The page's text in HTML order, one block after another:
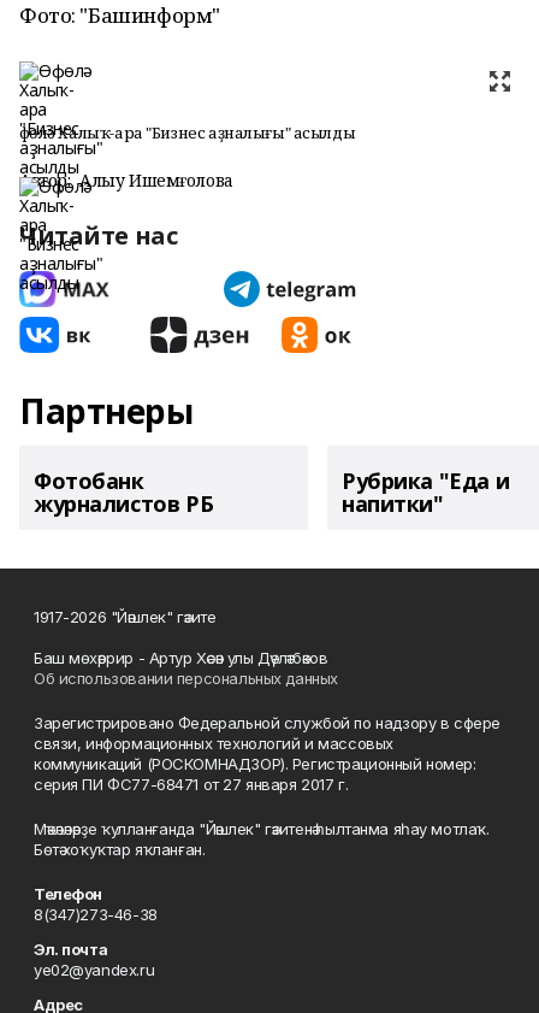
Фото: "Башинформ"
Өфөлә Халыҡ-ара "Бизнес аҙналығы" асылды
Автор: Алһыу Ишемғолова
Читайте нас
Партнеры
Фотобанк
журналистов РБ
Рубрика "Еда и
напитки"
1917-2026 "Йәшлек" гәзите
Баш мөхәррир - Артур Хәсән улы Дәүләтбәков
Об использовании персональных данных
Зарегистрировано Федеральной службой по надзору в сфере
связи, информационных технологий и массовых
коммуникаций (РОСКОМНАДЗОР). Регистрационный номер:
серия ПИ ФС77-68471 от 27 января 2017 г.
Мәҡәләләрҙе ҡулланғанда "Йәшлек" гәзитенә һылтанма яһау мотлаҡ.
Бөтә хоҡуҡтар яҡланған.
Телефон
8(347)273-46-38
Эл. почта
ye02@yandex.ru
Адрес